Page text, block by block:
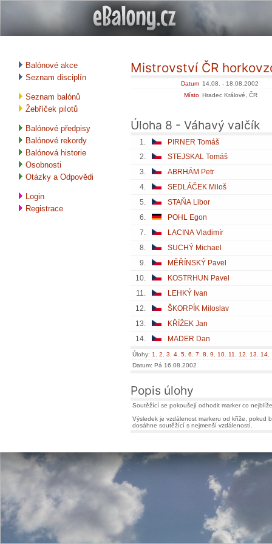
Balónové akce
Seznam disciplín
Seznam balónů
Žebříček pilotů
Balónové předpisy
Balónové rekordy
Balónová historie
Osobnosti
Otázky a Odpovědi
Login
Registrace
Mistrovství ČR
Datum 14.08. - 18.08.2002
Místo Hradec Králové, ČR
Úloha 8 - Váhavý valčík
1.
PIRNER Tomáš
2.
STEJSKAL Tomáš
3.
ABRHÁM Petr
4.
SEDLÁČEK Miloš
5.
STAŇA Libor
6.
POHL Egon
7.
LACINA Vladimír
8.
SUCHÝ Michael
9.
MĚŘÍNSKÝ Pavel
10.
KOSTRHUN Pavel
11.
LEHKÝ Ivan
12.
ŠKORPÍK Miloslav
13.
KŘÍŽEK Jan
14.
MADER Dan
Úlohy: 1. 2. 3. 4. 5. 6. 7. 8. 9. 10. 11. 12. 13. 14.
Datum: Pá 16.08.2002
Popis úlohy
Soutěžící se pokoušejí odhodit marker co
Výsledek je vzdálenost markeru od kříže, pokud
dosáhne soutěžící s nejmenší vzdáleností.